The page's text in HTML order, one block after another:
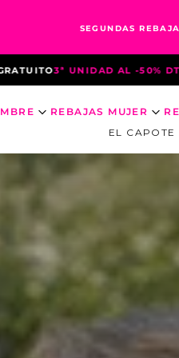
SEGUNDAS
COMPRANDO 3 PRENDAS
REBAJAS MUJER
EL CAPOTE